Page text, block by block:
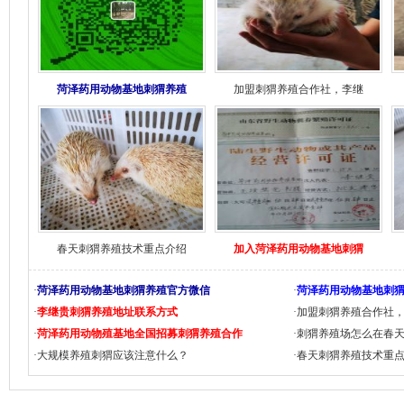
菏泽药用动物基地刺猬养殖 加盟刺猬养殖合作社，李继
春天刺猬养殖技术重点介绍 加入菏泽药用动物基地刺猬
·菏泽药用动物基地刺猬养殖官方微信 ·菏泽药用动物基地刺
·李继贵刺猬养殖地址联系方式 ·加盟刺猬养殖合作社
·菏泽药用动物殖基地全国招募刺猬养殖合作 ·刺猬养殖场怎么在春
·大规模养殖刺猬应该注意什么？ ·春天刺猬养殖技术重